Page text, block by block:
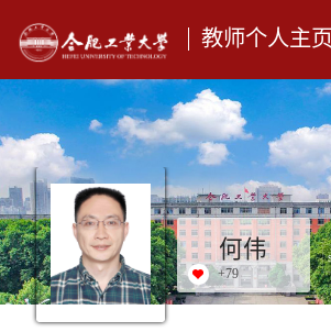
教师个人主页
何伟
+79